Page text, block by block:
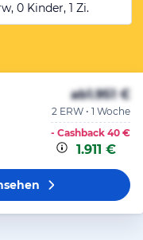
0 Kinder, 1 Zi.
ab1.951 €
2 ERW • 1 Woche
- Cashback 40 €
1.911 €